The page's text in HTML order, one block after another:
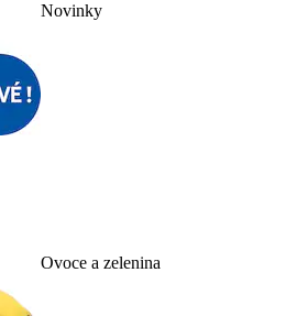
Novinky
Ovoce a zelenina